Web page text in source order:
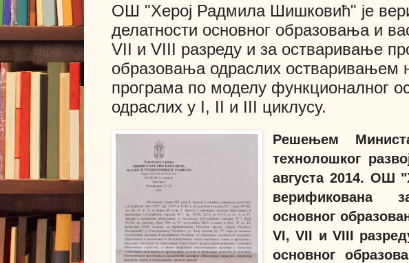
ОШ "Херој Радмила Шишковић" је
делатности основног образовања и
VII и VIII разреду и за остваривање
образовања одраслих остваривањем
програма по моделу функционалног
одраслих у I, II и III циклусу.
Решењем
технолошког
августа 2014. ОШ
верификована
основног
VI, VII и VIII
основног